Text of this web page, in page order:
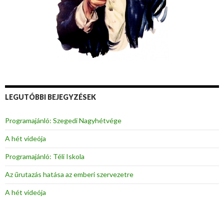
LEGUTÓBBI BEJEGYZÉSEK
Programajánló: Szegedi Nagyhétvége
A hét videója
Programajánló: Téli Iskola
Az űrutazás hatása az emberi szervezetre
A hét videója